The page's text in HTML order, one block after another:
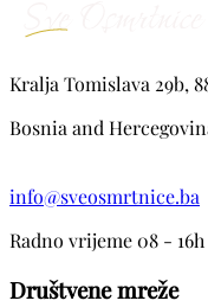
Kralja Tomislava 29b,
Bosnia and
info@sveosmrtnice.ba
Radno vrijeme 08 - 16h
Društvene mreže